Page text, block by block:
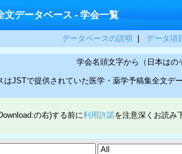
文データベース - 学会一覧
データベースの説明 データ項
学会名頭文字から（日本は
はJSTで提供されていた医学・薬学予稿集全文デ
の右)する前に利用許諾を注意深くお読み